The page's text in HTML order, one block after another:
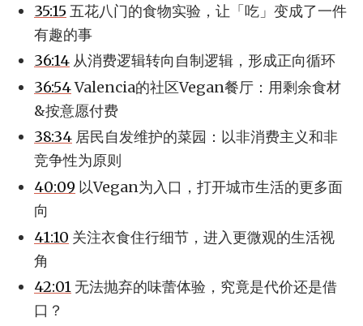
35:15 五花八门的食物实验，让「吃」变成了一件
有趣的事
36:14 从消费逻辑转向自制逻辑，形成正向循环
36:54Valencia的社区Vegan餐厅：用剩余食材
&按意愿付费
38:34 居民自发维护的菜园：以非消费主义和非
竞争性为原则
40:09 以Vegan为入口，打开城市生活的更多面
向
41:10 关注衣食住行细节，进入更微观的生活视
角
42:01 无法抛弃的味蕾体验，究竟是代价还是借
口？